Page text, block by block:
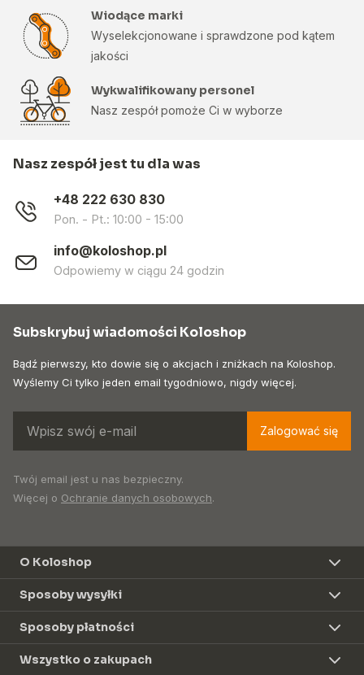
Wiodące marki
Wyselekcjonowane i sprawdzone pod kątem
jakości
Wykwalifikowany personel
Nasz zespół pomoże Ci w wyborze
Nasz zespół jest tu dla was
+48 222 630 830
Pon. - Pt.: 10:00 - 15:00
info@koloshop.pl
Odpowiemy w ciągu 24 godzin
Subskrybuj wiadomości Koloshop
Bądź pierwszy, kto dowie się o akcjach i zniżkach na Koloshop.
Wyślemy Ci tylko jeden email tygodniowo, nigdy więcej.
Zalogować się
Twój email jest u nas bezpieczny.
Więcej o Ochranie danych osobowych.
O Koloshop
Sposoby wysyłki
Sposoby płatności
Wszystko o zakupach